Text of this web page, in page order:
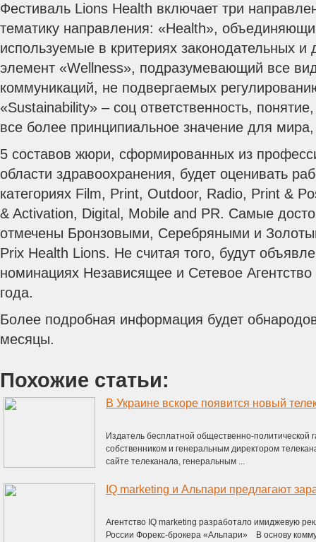
Фестиваль Lions Health включает три
тематику направления: «Health»,
используемые в критериях законодательных и
элемент «Wellness», подразумевающий все
коммуникаций, не подвергаемых
«Sustainability» – соц ответственность,
все более принципиальное значение для
5 составов жюри, сформированных из
области здравоохранения, будет оценивать
категориях Film, Print, Outdoor, Radio, Print &
& Activation, Digital, Mobile and PR. Самые
отмечены Бронзовыми, Серебряными и
Prix Health Lions. Не считая того, будут
номинациях Независящее и Сетевое
года.
Более подробная информация будет
месяцы.
Похожие статьи:
В Украине вскоре появится новый
Издатель бесплатной общественно-политической
собственником и генеральным директором
сайте телеканала, генеральным ...
IQ marketing и Альпари предлагают
Агентство IQ marketing разработало имиджевую
России Форекс-брокера «Альпари» В основу